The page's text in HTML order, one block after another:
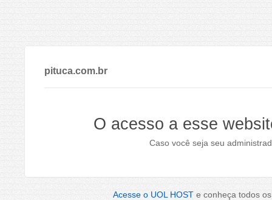
pituca.com.br
O acesso a esse
Caso você seja seu
Acesse o UOL HOST e conheça todos